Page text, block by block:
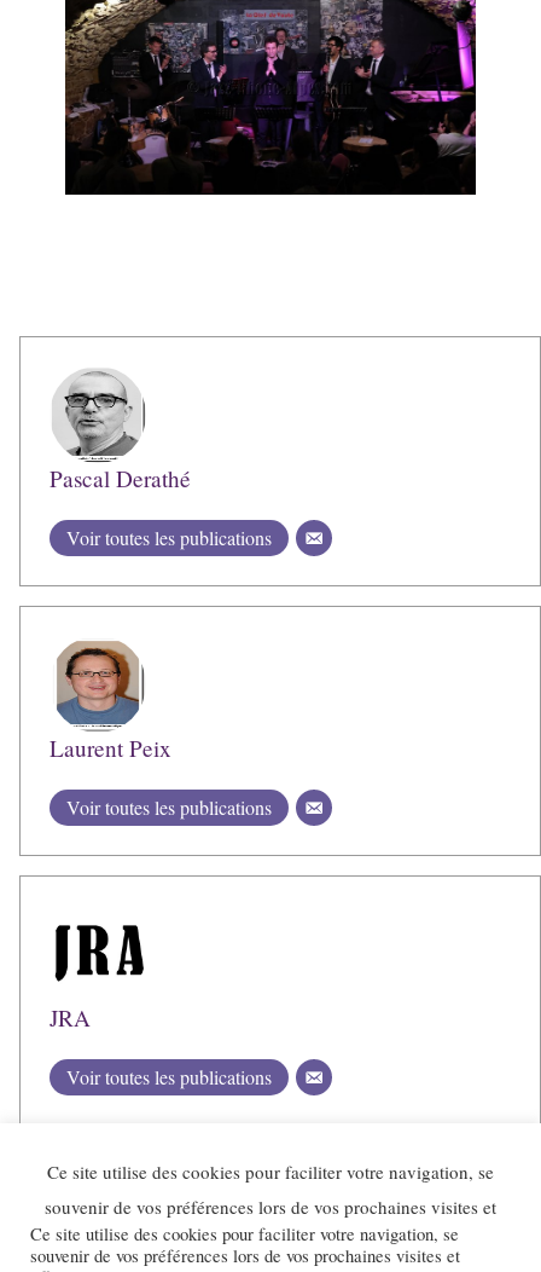
Pascal Derathé
Voir toutes les publications
Laurent Peix
Voir toutes les publications
JRA
Voir toutes les publications
Ce site utilise des cookies pour faciliter votre navigation, se
souvenir de vos préférences lors de vos prochaines visites et
Ce site utilise des cookies pour faciliter votre navigation, se
souvenir de vos préférences lors de vos prochaines visites et